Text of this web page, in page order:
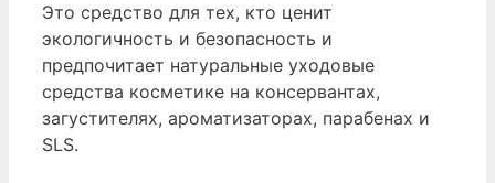
Это средство для тех, кто ценит
экологичность и безопасность и
предпочитает натуральные уходовые
средства косметике на консервантах,
загустителях, ароматизаторах, парабенах и
SLS.